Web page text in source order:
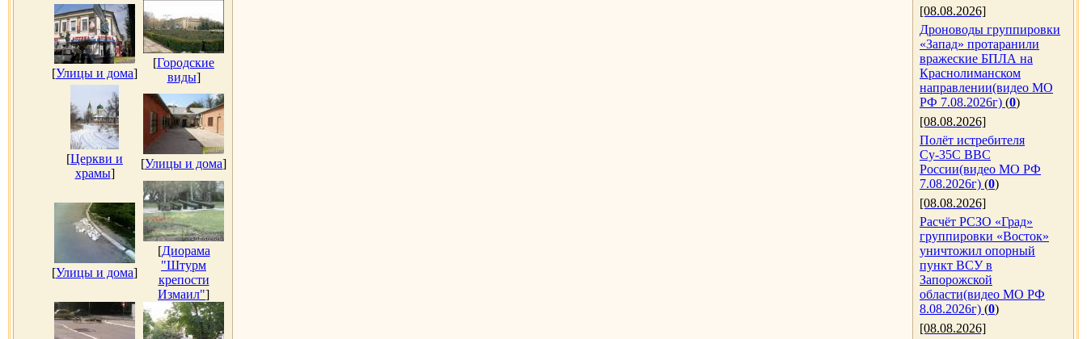
[Улицы и дома]
[Городские
виды]
[Церкви и
храмы]
[Улицы и дома]
[Улицы и дома]
[Диорама
"Штурм
крепости
Измаил"]
[08.08.2026]
Дроноводы группировки
«Запад» протаранили
вражеские БПЛА на
Краснолиманском
направлении(видео МО
РФ 7.08.2026г) (0)
[08.08.2026]
Полёт истребителя
Су-35С ВВС
России(видео МО РФ
7.08.2026г) (0)
[08.08.2026]
Расчёт РСЗО «Град»
группировки «Восток»
уничтожил опорный
пункт ВСУ в
Запорожской
области(видео МО РФ
8.08.2026г) (0)
[08.08.2026]